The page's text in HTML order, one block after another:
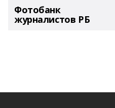
Фотобанк
журналистов РБ